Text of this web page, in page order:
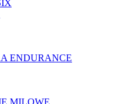
ENDURANCE
MILOWE